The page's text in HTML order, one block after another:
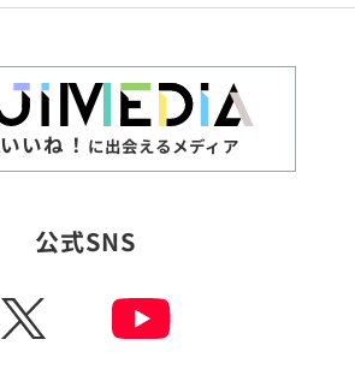
いいね！ に出会えるメディア
公式SNS
X